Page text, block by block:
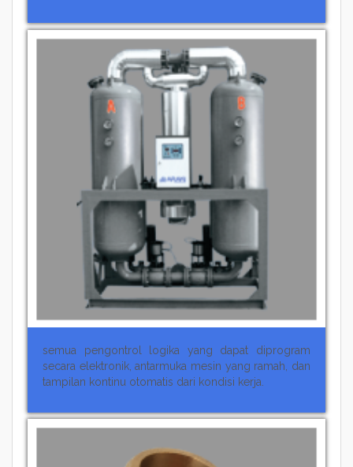
semua pengontrol logika yang dapat diprogram
secara elektronik, antarmuka mesin yang ramah, dan
tampilan kontinu otomatis dari kondisi kerja.